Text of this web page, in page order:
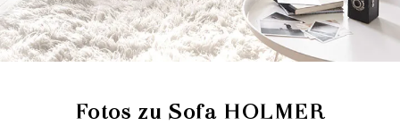
Fotos zu Sofa HOLMER